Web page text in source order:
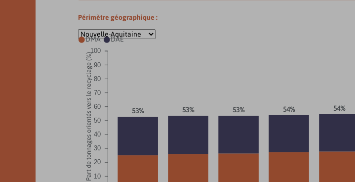
Périmètre géographique :
DMA DAE
10
20
30
40
50
60
70
80
90
100
54%
54%
53%
53% 53%
Part de tonnages orientés vers le recyclage (%)